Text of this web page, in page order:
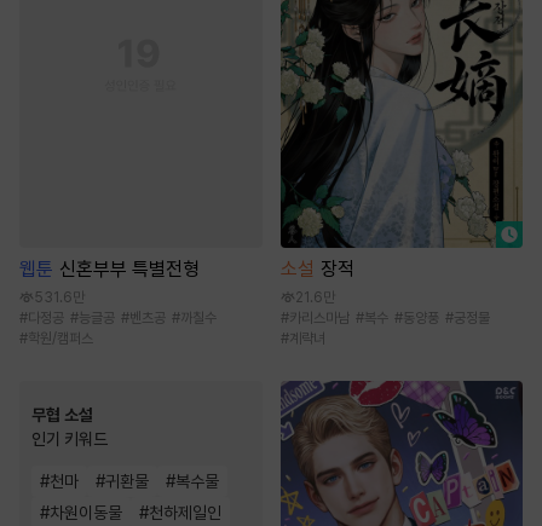
웹툰 신혼부부 특별전형
531.6만
#다정공 #능글공 #벤츠공 #까칠수
#학원/캠퍼스
무협 소설
인기 키워드
#천마 #귀환물 #복수물
#차원이동물 #천하제일인
소설 장적
21.6만
#카리스마남 #복수 #동양풍 #궁정물
#계략녀